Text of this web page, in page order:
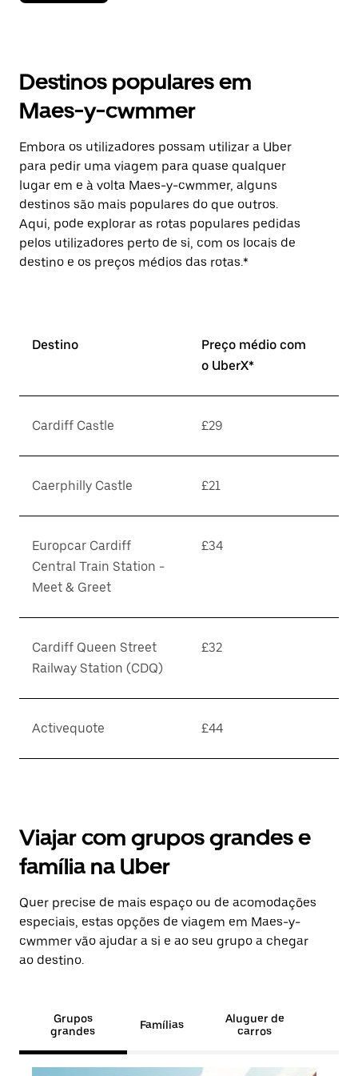
Destinos populares em
Maes-y-cwmmer
Embora os utilizadores possam utilizar a Uber
para pedir uma viagem para quase qualquer
lugar em e à volta Maes-y-cwmmer, alguns
destinos são mais populares do que outros.
Aqui, pode explorar as rotas populares pedidas
pelos utilizadores perto de si, com os locais de
destino e os preços médios das rotas.*
Destino
Preço médio com
o UberX*
Cardiff Castle £29
Caerphilly Castle £21
Europcar Cardiff
Central Train Station -
Meet & Greet
£34
Cardiff Queen Street
Railway Station (CDQ)
£32
Activequote £44
Viajar com grupos grandes e
família na Uber
Quer precise de mais espaço ou de acomodações
especiais, estas opções de viagem em Maes-y-
cwmmer vão ajudar a si e ao seu grupo a chegar
ao destino.
Grupos
grandes
Famílias
Aluguer de
carros